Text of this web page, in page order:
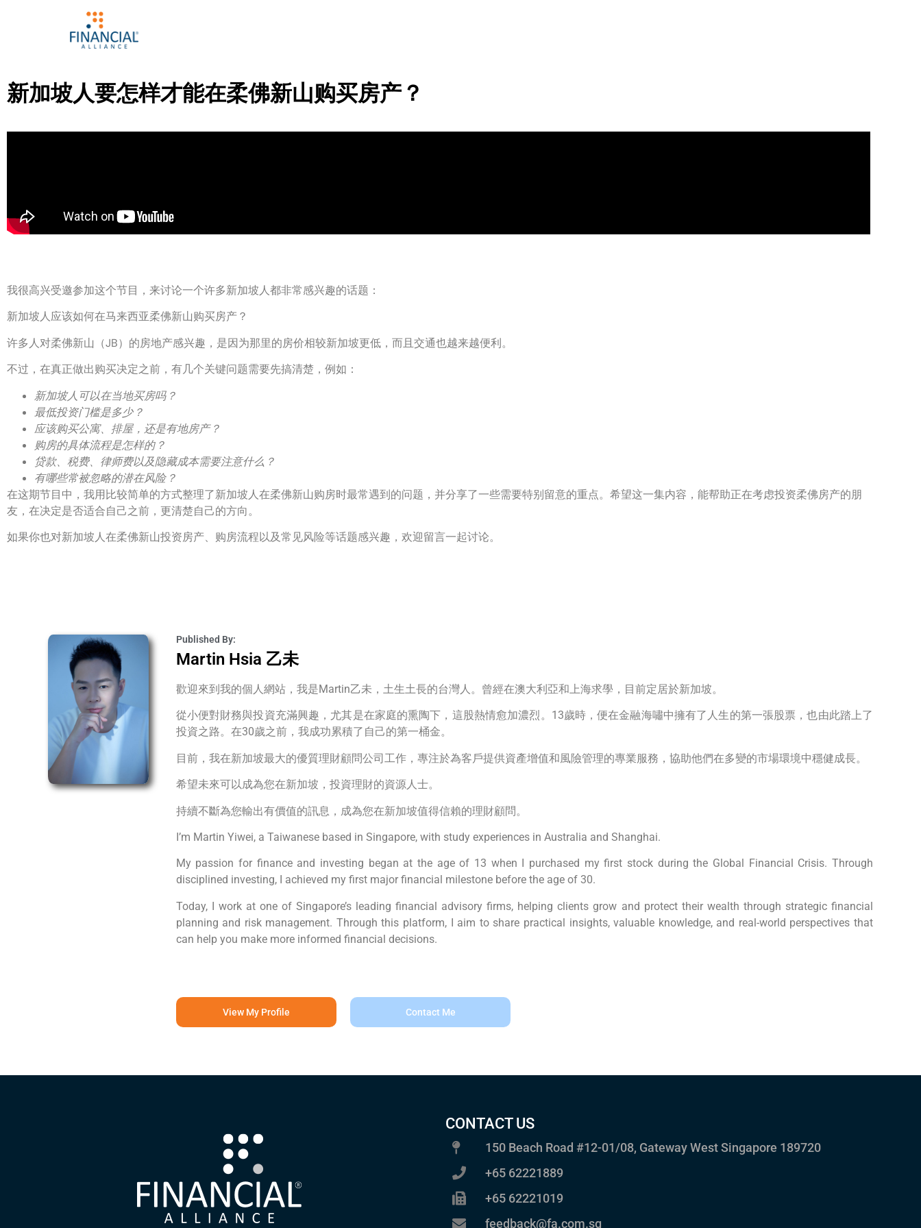
新加坡人要怎样才能在柔佛新山购买房产？
我很高兴受邀参加这个节目，来讨论一个许多新加坡人都非常感兴趣的话题：
新加坡人应该如何在马来西亚柔佛新山购买房产？
许多人对柔佛新山（JB）的房地产感兴趣，是因为那里的房价相较新加坡更低，而且交通也越来越便利。
不过，在真正做出购买决定之前，有几个关键问题需要先搞清楚，例如：
新加坡人可以在当地买房吗？
最低投资门槛是多少？
应该购买公寓、排屋，还是有地房产？
购房的具体流程是怎样的？
贷款、税费、律师费以及隐藏成本需要注意什么？
有哪些常被忽略的潜在风险？
在这期节目中，我用比较简单的方式整理了新加坡人在柔佛新山购房时最常遇到的问题，并分享了一些需要特别留意的重点。希望这一集内容，能帮助正在考虑投资柔佛房产的朋
友，在决定是否适合自己之前，更清楚自己的方向。
如果你也对新加坡人在柔佛新山投资房产、购房流程以及常见风险等话题感兴趣，欢迎留言一起讨论。
Published By:
Martin Hsia 乙未
歡迎來到我的個人網站，我是Martin乙未，土生土長的台灣人。曾經在澳大利亞和上海求學，目前定居於新加坡。
從小便對財務與投資充滿興趣，尤其是在家庭的熏陶下，這股熱情愈加濃烈。13歲時，便在金融海嘯中擁有了人生的第一張股票，也由此踏上了
投資之路。在30歲之前，我成功累積了自己的第一桶金。
目前，我在新加坡最大的優質理財顧問公司工作，專注於為客戶提供資產增值和風險管理的專業服務，協助他們在多變的市場環境中穩健成長。
希望未來可以成為您在新加坡，投資理財的資源人士。
持續不斷為您輸出有價值的訊息，成為您在新加坡值得信賴的理財顧問。
I’m Martin Yiwei, a Taiwanese based in Singapore, with study experiences in Australia and Shanghai.
My passion for finance and investing began at the age of 13 when I purchased my first stock during the Global Financial Crisis. Through
disciplined investing, I achieved my first major financial milestone before the age of 30.
Today, I work at one of Singapore’s leading financial advisory firms, helping clients grow and protect their wealth through strategic financial
planning and risk management. Through this platform, I aim to share practical insights, valuable knowledge, and real-world perspectives that
can help you make more informed financial decisions.
View My Profile Contact Me
CONTACT US
150 Beach Road #12-01/08, Gateway West Singapore 189720
+65 62221889
+65 62221019
feedback@fa.com.sg